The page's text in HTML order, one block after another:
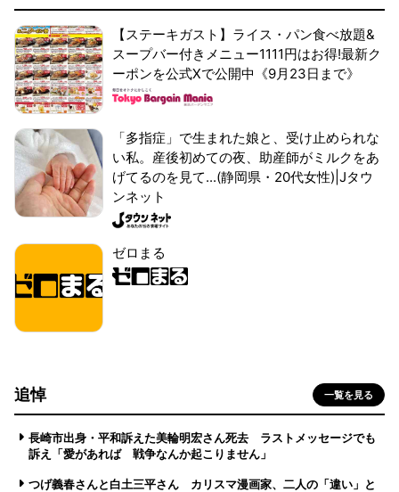
【ステーキガスト】ライス・パン食べ放題&
スープバー付きメニュー1111円はお得!最新ク
ーポンを公式Xで公開中《9月23日まで》
「多指症」で生まれた娘と、受け止められな
い私。産後初めての夜、助産師がミルクをあ
げてるのを見て...(静岡県・20代女性)|Jタウ
ンネット
ゼロまる
追悼 一覧を見る
長崎市出身・平和訴えた美輪明宏さん死去 ラストメッセージでも
訴え「愛があれば 戦争なんか起こりません」
つげ義春さんと白土三平さん カリスマ漫画家、二人の「違い」と